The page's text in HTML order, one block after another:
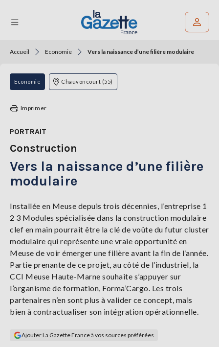
THÉMATIQUES
RÉGIONS
TENDANCES
SERVICES
LA
GAZETTE
Se
connecter
S'abonner
Accueil Economie Vers la naissance d’une filière modulaire
Economie Chauvoncourt (55)
Imprimer
PORTRAIT
Construction
Vers la naissance d’une filière
modulaire
Installée en Meuse depuis trois décennies, l’entreprise 1
2 3 Modules spécialisée dans la construction modulaire
clef en main pourrait être la clé de voûte du futur cluster
modulaire qui représente une vraie opportunité en
Meuse de voir émerger une filière avant la fin de l’année.
Partie prenante de ce projet, au côté de l’industriel, la
CCI Meuse Haute-Marne souhaite s’appuyer sur
l’organisme de formation, Forma’Cargo. Les trois
partenaires n’en sont plus à valider ce concept, mais
bien à contractualiser son intégration opérationnelle.
Ajouter La Gazette France à vos sources préférées